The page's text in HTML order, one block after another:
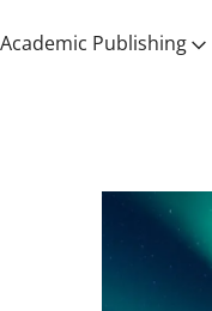
Academic Publishing